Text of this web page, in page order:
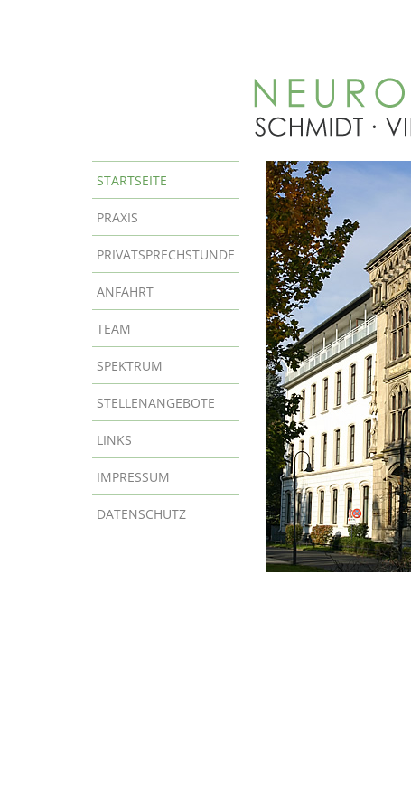
STARTSEITE
PRAXIS
PRIVATSPRECHSTUNDE
ANFAHRT
TEAM
SPEKTRUM
STELLENANGEBOTE
LINKS
IMPRESSUM
DATENSCHUTZ